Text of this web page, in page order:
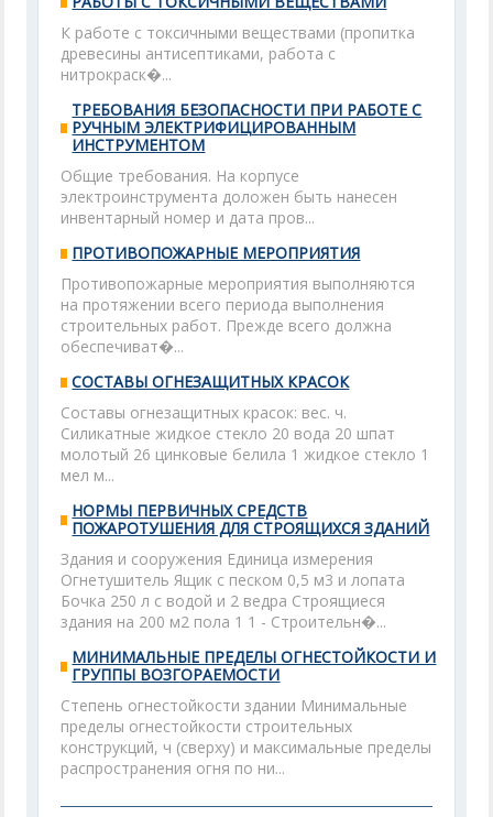
К работе с токсичными веществами (пропитка
древесины антисептиками, работа с
нитрокраск�...
ТРЕБОВАНИЯ БЕЗОПАСНОСТИ ПРИ РАБОТЕ С
РУЧНЫМ ЭЛЕКТРИФИЦИРОВАННЫМ
ИНСТРУМЕНТОМ
Общие требования. На корпусе
электроинструмента доложен быть нанесен
инвентарный номер и дата пров...
ПРОТИВОПОЖАРНЫЕ МЕРОПРИЯТИЯ
Противопожарные мероприятия выполняются
на протяжении всего периода выполнения
строительных работ. Прежде всего должна
обеспечиват�...
СОСТАВЫ ОГНЕЗАЩИТНЫХ КРАСОК
Составы огнезащитных красок: вес. ч.
Силикатные жидкое стекло 20 вода 20 шпат
молотый 26 цинковые белила 1 жидкое стекло 1
мел м...
НОРМЫ ПЕРВИЧНЫХ СРЕДСТВ
ПОЖАРОТУШЕНИЯ ДЛЯ СТРОЯЩИХСЯ ЗДАНИЙ
Здания и сооружения Единица измерения
Огнетушитель Ящик с песком 0,5 м3 и лопата
Бочка 250 л с водой и 2 ведра Строящиеся
здания на 200 м2 пола 1 1 - Строительн�...
МИНИМАЛЬНЫЕ ПРЕДЕЛЫ ОГНЕСТОЙКОСТИ И
ГРУППЫ ВОЗГОРАЕМОСТИ
Степень огнестойкости здании Минимальные
пределы огнестойкости строительных
конструкций, ч (сверху) и максимальные пределы
распространения огня по ни...